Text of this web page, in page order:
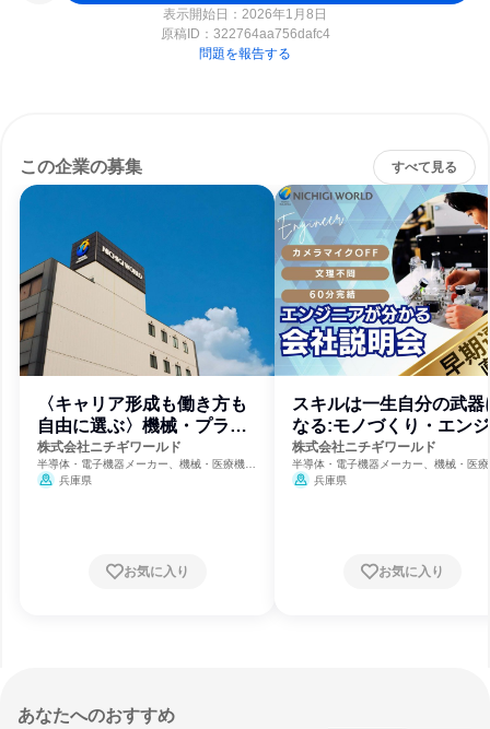
表示開始日：2026年1月8日
原稿ID： 322764aa756dafc4
問題を報告する
この企業の募集 すべて見る
〈キャリア形成も働き方も
自由に選ぶ〉機械・プラン
ト設計
株式会社ニチギワールド
半導体・電子機器メーカー、機械・医療機器
メーカー、製造・メーカー
兵庫県
お気に入り
スキルは一生自分の武器
なる:モノづくり・エン
ア職:姫路
株式会社ニチギワールド
半導体・電子機器メーカー、機械・医
メーカー、製造・メーカー
兵庫県
お気に入り
あなたへのおすすめ